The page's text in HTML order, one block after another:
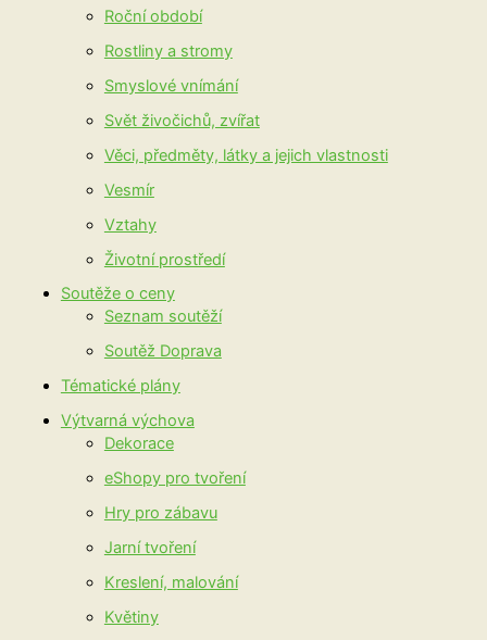
Roční období
Rostliny a stromy
Smyslové vnímání
Svět živočichů, zvířat
Věci, předměty, látky a jejich vlastnosti
Vesmír
Vztahy
Životní prostředí
Soutěže o ceny
Seznam soutěží
Soutěž Doprava
Tématické plány
Výtvarná výchova
Dekorace
eShopy pro tvoření
Hry pro zábavu
Jarní tvoření
Kreslení, malování
Květiny